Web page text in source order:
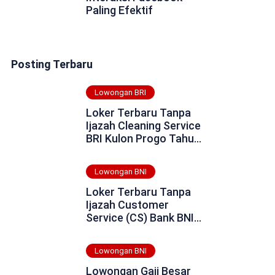
Paling Efektif
Posting Terbaru
Lowongan BRI
Loker Terbaru Tanpa
Ijazah Cleaning Service
BRI Kulon Progo Tahun
Lowongan BNI
Loker Terbaru Tanpa
Ijazah Customer
Service (CS) Bank BNI
Tahun 2025
Lowongan BNI
Lowongan Gaji Besar